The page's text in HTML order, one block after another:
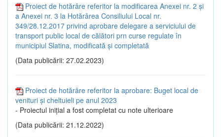
Proiect de hotărâre referitor la modificarea Anexei nr. 2 și
a Anexei nr. 3 la Hotărârea Consiliului Local nr.
349/28.12.2017 privind aprobare delegare a serviciului de
transport public local de călători prn curse regulate în
municipiul Slatina, modificată și completată
(Data publicării: 27.02.2023)
Proiect de hotărâre referitor la aprobare: Buget local de
venituri și cheltuieli pe anul 2023
- Proiectul inițial a fost completat cu note ulterioare
(Data publicării: 21.12.2022)